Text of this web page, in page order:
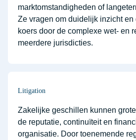
marktomstandigheden of
Ze vragen om duidelijk inzicht en
koers door de complexe wet- en
meerdere jurisdicties.
Litigation
Zakelijke geschillen kunnen
de reputatie, continuïteit en
organisatie. Door toenemende